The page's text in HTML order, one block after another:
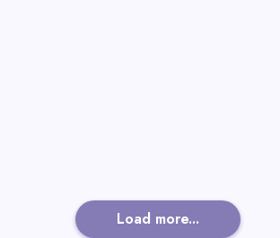
Load more...